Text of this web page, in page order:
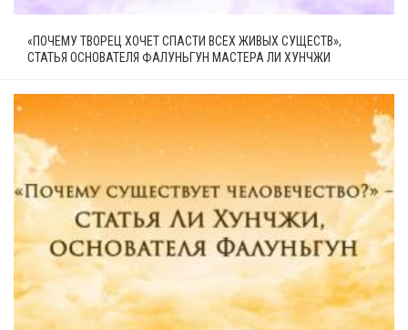
«ПОЧЕМУ ТВОРЕЦ ХОЧЕТ СПАСТИ ВСЕХ ЖИВЫХ СУЩЕСТВ»,
СТАТЬЯ ОСНОВАТЕЛЯ ФАЛУНЬГУН МАСТЕРА ЛИ ХУНЧЖИ